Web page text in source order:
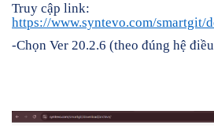
Truy cập link:
https://www.syntevo.com/smartgit/
-Chọn Ver 20.2.6 (theo đúng hệ